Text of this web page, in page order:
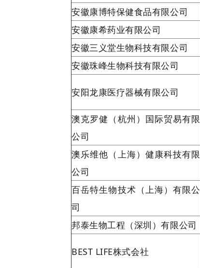
安徽康博特保健食品有限公司
安徽康希药业有限公司
安徽三义堂生物科技有限公司
安徽珠峰生物科技有限公司
安阳龙康医疗器械有限公司
澳克罗健（杭州）国际贸易有限
公司
澳乐维他（上海）健康科技有限
公司
百岳特生物技术（上海）有限公
司
邦泰生物工程（深圳）有限公司
BEST LIFE株式会社